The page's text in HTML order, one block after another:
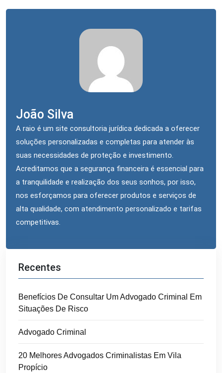
João Silva
A raio é um site consultoria jurídica dedicada a oferecer
soluções personalizadas e completas para atender às
suas necessidades de proteção e investimento.
Acreditamos que a segurança financeira é essencial para
a tranquilidade e realização dos seus sonhos, por isso,
nos esforçamos para oferecer produtos e serviços de
alta qualidade, com atendimento personalizado e tarifas
competitivas.
Recentes
Benefícios De Consultar Um Advogado Criminal Em
Situações De Risco
Advogado Criminal
20 Melhores Advogados Criminalistas Em Vila
Propício